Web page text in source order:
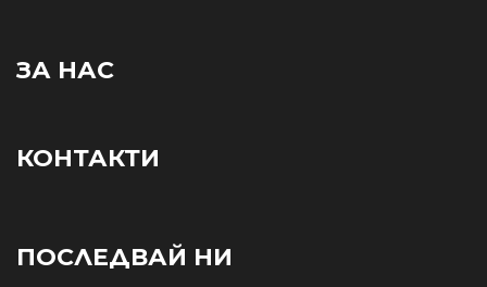
ЗА НАС
КОНТАКТИ
ПОСЛЕДВАЙ НИ